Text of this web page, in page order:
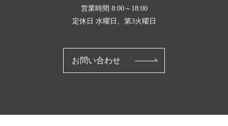
営業時間 8:00～18:00
定休日 水曜日、第3火曜日
お問い合わせ